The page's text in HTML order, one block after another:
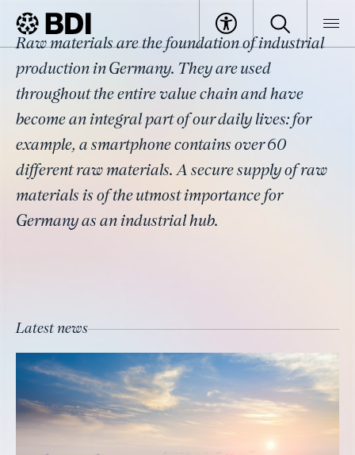
BDI Topics
Topic
Resource security
Raw materials are the foundation of industrial
production in Germany. They are used
throughout the entire value chain and have
become an integral part of our daily lives: for
example, a smartphone contains over 60
different raw materials. A secure supply of raw
materials is of the utmost importance for
Germany as an industrial hub.
Latest news